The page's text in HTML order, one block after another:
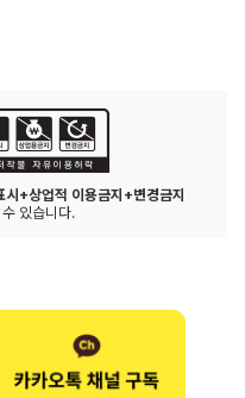
+상업적 이용금지+변경금지
있습니다.